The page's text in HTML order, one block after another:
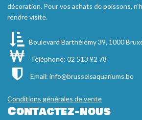
décoration. Pour vos achats de poissons,
rendre visite.
Boulevard Barthélémy 39, 1000
Téléphone: 02 513 92 78
Email: info@brusselsaquariums.be
Conditions générales de vente
Contactez-nous